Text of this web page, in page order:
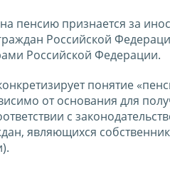
пенсию признается за
Российской
Российской Федерации.
понятие
от основания для
с
являющихся